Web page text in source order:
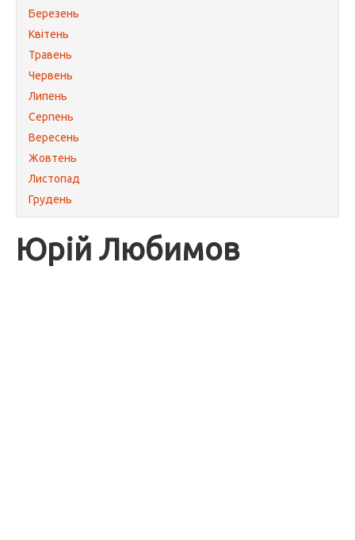
Березень
Квітень
Травень
Червень
Липень
Серпень
Вересень
Жовтень
Листопад
Грудень
Юрій Любимов